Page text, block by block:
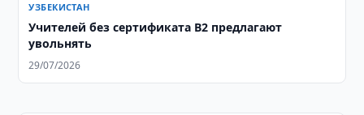
УЗБЕКИСТАН
Учителей без сертификата B2 предлагают
увольнять
29/07/2026